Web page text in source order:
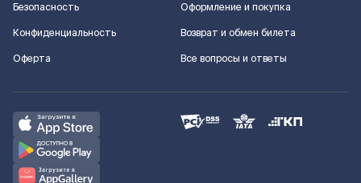
Безопасность
Конфиденциальность
Оферта
Оформление и покупка
Возврат и обмен билета
Все вопросы и ответы